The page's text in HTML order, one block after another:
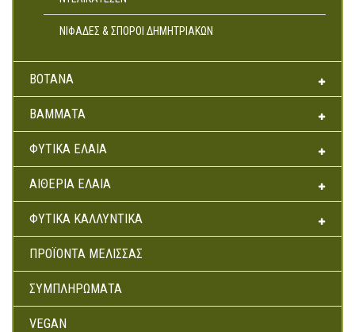
Ντελικατέσεν
ΝΙΦΆΔΕΣ & ΣΠΌΡΟΙ ΔΗΜΗΤΡΙΑΚΏΝ
ΒΌΤΑΝΑ
ΒΆΜΜΑΤΑ
ΦΥΤΙΚΆ ΈΛΑΙΑ
ΑΙΘΈΡΙΑ ΈΛΑΙΑ
ΦΥΤΙΚΆ ΚΑΛΛΥΝΤΙΚΆ
ΠΡΟΪΌΝΤΑ ΜΈΛΙΣΣΑΣ
ΣΥΜΠΛΗΡΏΜΑΤΑ
VEGAN